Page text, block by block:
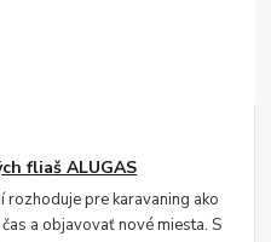
fliaš ALUGAS
rozhoduje pre karavaning ako
a objavovať nové miesta. S